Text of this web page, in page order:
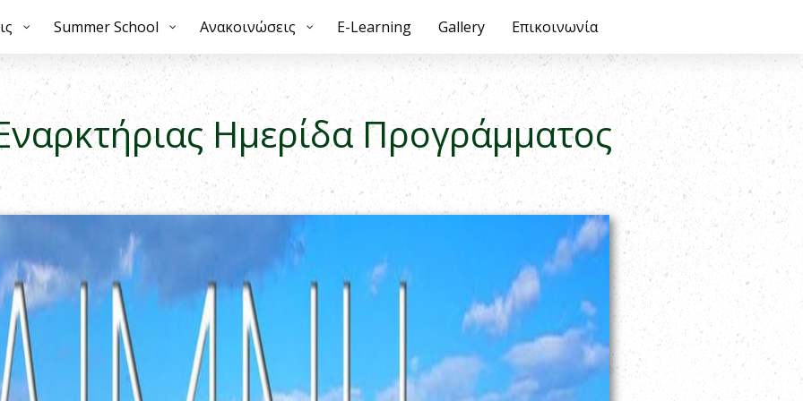
Summer School Ανακοινώσεις E-Learning Gallery Επικοινωνία
School Ανακοινώσεις E-Learning Gallery Επικοινωνία
Ημερίδα Προγράμματος